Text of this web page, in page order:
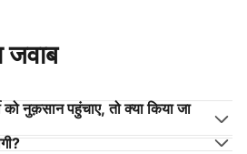
को नुक़सान पहुंचाए, तो क्या किया जा